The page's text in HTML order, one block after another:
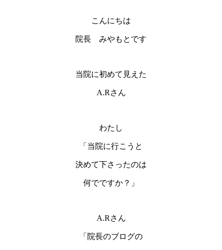
こんにちは
院長 みやもとです
当院に初めて見えた
A.Rさん
わたし
「当院に行こうと
決めて下さったのは
何でですか？」
A.Rさん
「院長のブログの